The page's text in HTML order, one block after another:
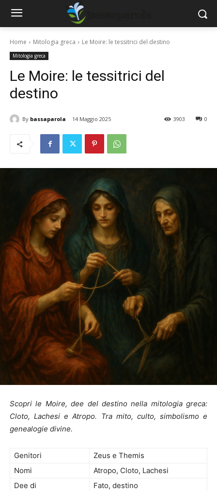
Home Mitologia greca Le Moire: le tessitrici del destino
Mitologia greca
Le Moire: le tessitrici del
destino
By bassaparola 14 Maggio 2025 0
3903
Scopri le Moire, dee del destino nella mitologia greca:
Cloto, Lachesi e Atropo. Tra mito, culto, simbolismo e
genealogie divine.
Genitori
Zeus e Themis
Nomi
Atropo, Cloto, Lachesi
Dee di
Fato, destino